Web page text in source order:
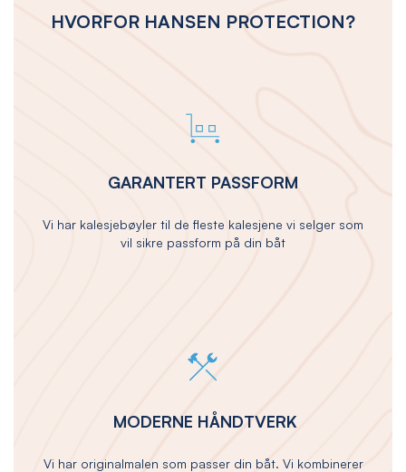
HVORFOR HANSEN PROTECTION?
GARANTERT PASSFORM
Vi har kalesjebøyler til de fleste kalesjene vi selger som
vil sikre passform på din båt
MODERNE HÅNDTVERK
Vi har originalmalen som passer din båt. Vi kombinerer